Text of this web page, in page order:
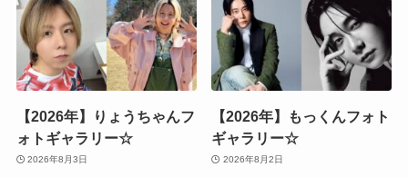
【2026年】りょうちゃんフ
ォトギャラリー☆
2026年8月3日
【2026年】もっくんフォト
ギャラリー☆
2026年8月2日